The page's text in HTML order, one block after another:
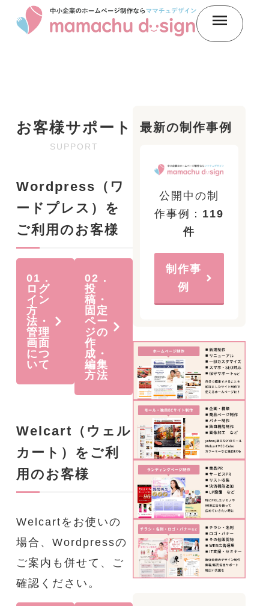
最新の制作事例
公開中の制
作事例： 119
件
制作事
例
お客様サポート
SUPPORT
Wordpress（ワ
ードプレス）を
ご利用のお客様
01．
ログ
イン
方
法・
管理
画面
につ
いて
02．
投
稿・
固定
ペー
ジの
作
成・
編集
方法
Welcart（ウェル
カート）をご利
用のお客様
Welcartをお使いの
場合、Wordpressの
ご案内も併せて、ご
確認ください。